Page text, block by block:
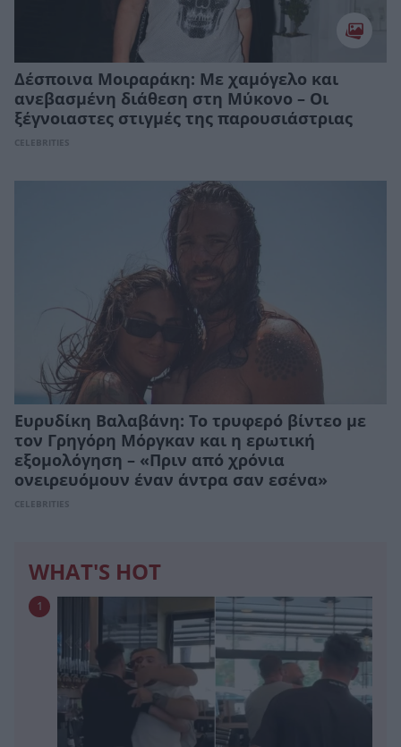
Δέσποινα Μοιραράκη: Με χαμόγελο και
ανεβασμένη διάθεση στη Μύκονο – Οι
ξέγνοιαστες στιγμές της παρουσιάστριας
CELEBRITIES
Ευρυδίκη Βαλαβάνη: Το τρυφερό βίντεο με
τον Γρηγόρη Μόργκαν και η ερωτική
εξομολόγηση – «Πριν από χρόνια
ονειρευόμουν έναν άντρα σαν εσένα»
CELEBRITIES
WHAT'S HOT
1